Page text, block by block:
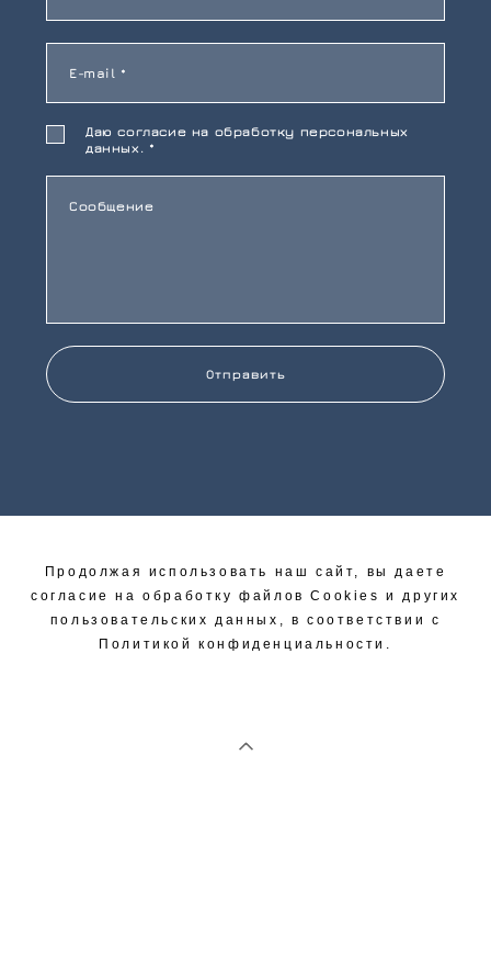
E-mail *
Даю согласие на обработку персональных
данных. *
Сообщение
Отправить
Продолжая использовать наш сайт, вы даете
согласие на обработку файлов Cookies и других
пользовательских данных, в соответствии с
Политикой конфиденциальности.